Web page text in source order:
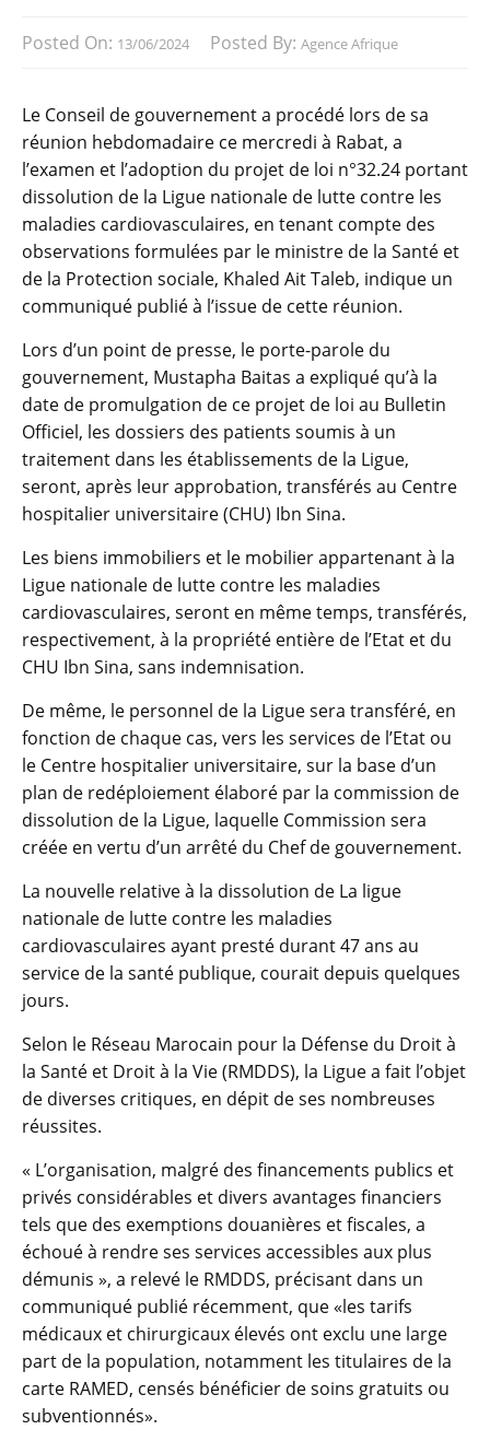
Posted On: 13/06/2024 Posted By: Agence Afrique
Le Conseil de gouvernement a procédé lors de sa
réunion hebdomadaire ce mercredi à Rabat, a
l’examen et l’adoption du projet de loi n°32.24 portant
dissolution de la Ligue nationale de lutte contre les
maladies cardiovasculaires, en tenant compte des
observations formulées par le ministre de la Santé et
de la Protection sociale, Khaled Ait Taleb, indique un
communiqué publié à l’issue de cette réunion.
Lors d’un point de presse, le porte-parole du
gouvernement, Mustapha Baitas a expliqué qu’à la
date de promulgation de ce projet de loi au Bulletin
Officiel, les dossiers des patients soumis à un
traitement dans les établissements de la Ligue,
seront, après leur approbation, transférés au Centre
hospitalier universitaire (CHU) Ibn Sina.
Les biens immobiliers et le mobilier appartenant à la
Ligue nationale de lutte contre les maladies
cardiovasculaires, seront en même temps, transférés,
respectivement, à la propriété entière de l’Etat et du
CHU Ibn Sina, sans indemnisation.
De même, le personnel de la Ligue sera transféré, en
fonction de chaque cas, vers les services de l’Etat ou
le Centre hospitalier universitaire, sur la base d’un
plan de redéploiement élaboré par la commission de
dissolution de la Ligue, laquelle Commission sera
créée en vertu d’un arrêté du Chef de gouvernement.
La nouvelle relative à la dissolution de La ligue
nationale de lutte contre les maladies
cardiovasculaires ayant presté durant 47 ans au
service de la santé publique, courait depuis quelques
jours.
Selon le Réseau Marocain pour la Défense du Droit à
la Santé et Droit à la Vie (RMDDS), la Ligue a fait l’objet
de diverses critiques, en dépit de ses nombreuses
réussites.
« L’organisation, malgré des financements publics et
privés considérables et divers avantages financiers
tels que des exemptions douanières et fiscales, a
échoué à rendre ses services accessibles aux plus
démunis », a relevé le RMDDS, précisant dans un
communiqué publié récemment, que «les tarifs
médicaux et chirurgicaux élevés ont exclu une large
part de la population, notamment les titulaires de la
carte RAMED, censés bénéficier de soins gratuits ou
subventionnés».